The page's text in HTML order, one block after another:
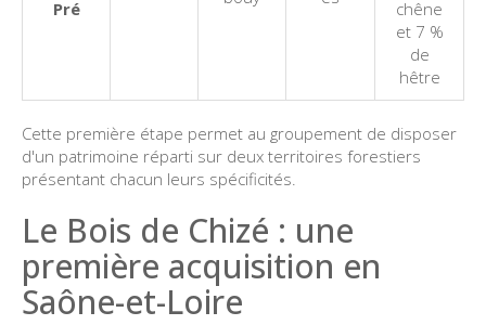
Pré
chêne
et 7 %
de
hêtre
Cette première étape permet au groupement de disposer
d'un patrimoine réparti sur deux territoires forestiers
présentant chacun leurs spécificités.
Le Bois de Chizé : une
première acquisition en
Saône-et-Loire